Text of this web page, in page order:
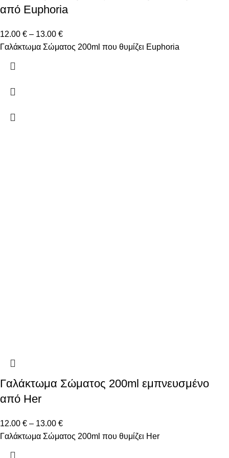
από Euphoria
12.00 € – 13.00 €
Γαλάκτωμα Σώματος 200ml που θυμίζει Euphoria
Γαλάκτωμα Σώματος 200ml εμπνευσμένο
από Her
12.00 € – 13.00 €
Γαλάκτωμα Σώματος 200ml που θυμίζει Her